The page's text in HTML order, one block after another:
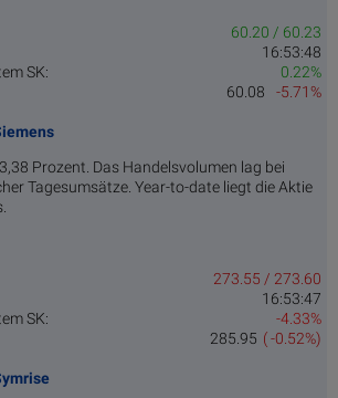
60.20 / 60.23
16:53:48
SK:
0.22%
-5.71%
60.08
Prozent. Das Handelsvolumen lag bei
Tagesumsätze. Year-to-date liegt die Aktie
273.55 / 273.60
16:53:47
SK:
-4.33%
( -0.52%)
285.95